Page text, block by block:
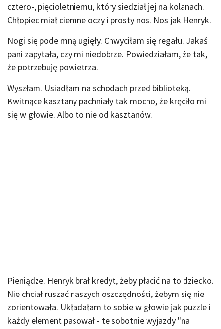
cztero-, pięcioletniemu, który siedział jej na kolanach.
Chłopiec miał ciemne oczy i prosty nos. Nos jak Henryk.
Nogi się pode mną ugięły. Chwyciłam się regału. Jakaś
pani zapytała, czy mi niedobrze. Powiedziałam, że tak,
że potrzebuję powietrza.
Wyszłam. Usiadłam na schodach przed biblioteką.
Kwitnące kasztany pachniały tak mocno, że kręciło mi
się w głowie. Albo to nie od kasztanów.
Pieniądze. Henryk brał kredyt, żeby płacić na to dziecko.
Nie chciał ruszać naszych oszczędności, żebym się nie
zorientowała. Układałam to sobie w głowie jak puzzle i
każdy element pasował - te sobotnie wyjazdy "na